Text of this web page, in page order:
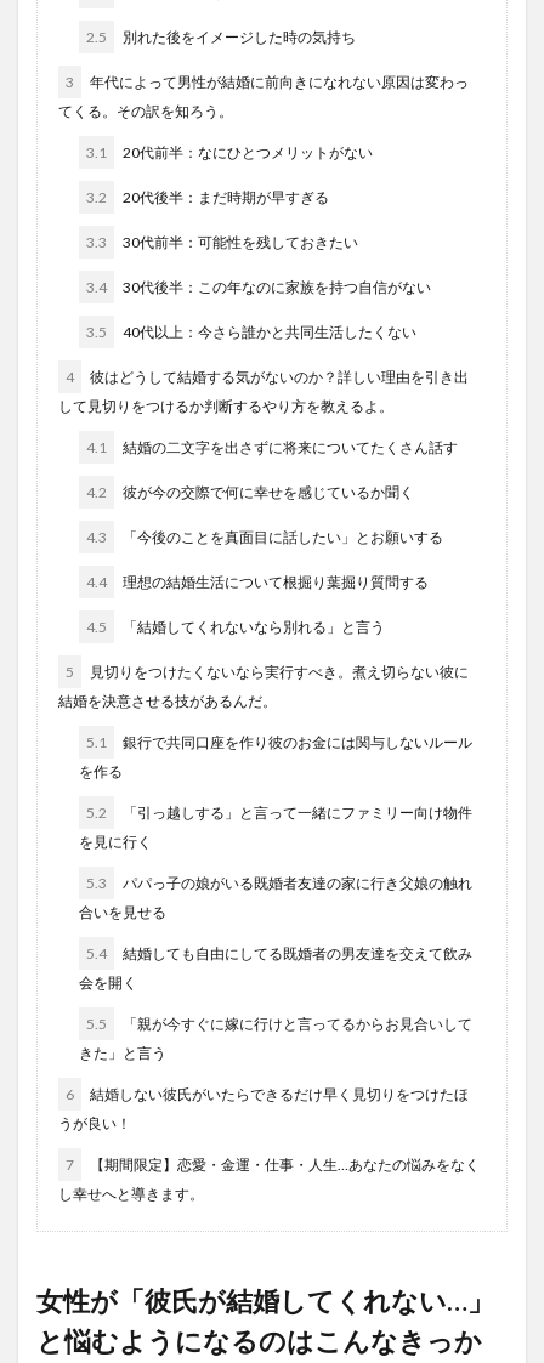
2.5 別れた後をイメージした時の気持ち
3
年代によって男性が結婚に前向きになれない原因は変わっ
てくる。その訳を知ろう。
3.1 20代前半：なにひとつメリットがない
3.2 20代後半：まだ時期が早すぎる
3.3 30代前半：可能性を残しておきたい
3.4 30代後半：この年なのに家族を持つ自信がない
3.5 40代以上：今さら誰かと共同生活したくない
4
彼はどうして結婚する気がないのか？詳しい理由を引き出
して見切りをつけるか判断するやり方を教えるよ。
4.1 結婚の二文字を出さずに将来についてたくさん話す
4.2 彼が今の交際で何に幸せを感じているか聞く
4.3 「今後のことを真面目に話したい」とお願いする
4.4 理想の結婚生活について根掘り葉掘り質問する
4.5 「結婚してくれないなら別れる」と言う
5
見切りをつけたくないなら実行すべき。煮え切らない彼に
結婚を決意させる技があるんだ。
5.1
銀行で共同口座を作り彼のお金には関与しないルール
を作る
5.2
「引っ越しする」と言って一緒にファミリー向け物件
を見に行く
5.3
パパっ子の娘がいる既婚者友達の家に行き父娘の触れ
合いを見せる
5.4
結婚しても自由にしてる既婚者の男友達を交えて飲み
会を開く
5.5
「親が今すぐに嫁に行けと言ってるからお見合いして
きた」と言う
6
結婚しない彼氏がいたらできるだけ早く見切りをつけたほ
うが良い！
7
【期間限定】恋愛・金運・仕事・人生…あなたの悩みをなく
し幸せへと導きます。
女性が「彼氏が結婚してくれない…」
と悩むようになるのはこんなきっか